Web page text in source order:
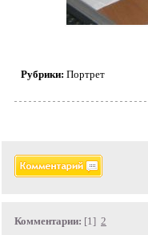
Рубрики: Портрет
Комментарии: [1] 2